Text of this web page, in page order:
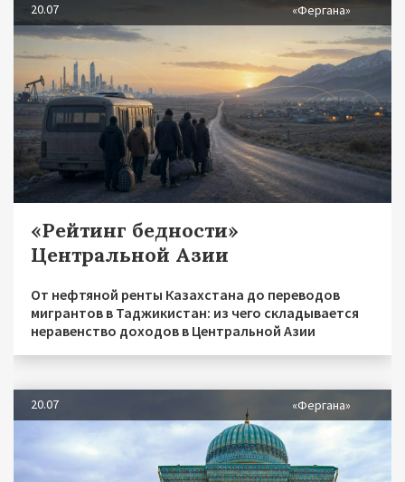
20.07 «Фергана»
«Рейтинг бедности»
Центральной Азии
От нефтяной ренты Казахстана до переводов
мигрантов в Таджикистан: из чего складывается
неравенство доходов в Центральной Азии
20.07 «Фергана»